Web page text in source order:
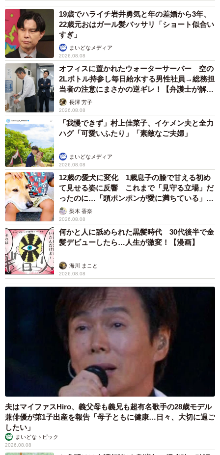
19歳でハライチ岩井勇気と年の差婚から3年、
22歳元おはガール髪バッサリ「ショート似合い
すぎ」
まいどなメディア
2026.08.08
オフィスに置かれたウォーターサーバー 空の
2Lボトル持参し毎日給水する男性社員→総務担
当者の注意にまさかの逆ギレ！【弁護士が解
説】長澤 芳子
2026.08.08
「我慢できず」村上佳菜子、イケメン夫と全力
ハグ「可愛いふたり」「素敵なご夫婦」
まいどなメディア
2026.08.08
12歳の愛犬に変化 1歳息子の膝で甘える初め
て見せる姿に反響 これまで「見守る立場」だ
ったのに…「頭ポンポンが愛に満ちている」
「尊…」
梨木 香奈
2026.08.08
何かと人に舐められた黒髪時代 30代後半で金
髪デビューしたら…人生が激変！【漫画】
海川 まこと
2026.08.08
夫はマイファスHiro、義父母も義兄も超有名歌手の28歳モデル
兼俳優が第1子出産を報告「母子ともに健康…日々、大切に過ご
したい」
まいどなトピック
2026.08.08